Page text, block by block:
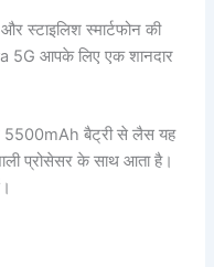
स्टाइलिश स्मार्टफोन की
5G आपके लिए एक शानदार
5500mAh बैट्री से लैस यह
प्रोसेसर के साथ आता है।